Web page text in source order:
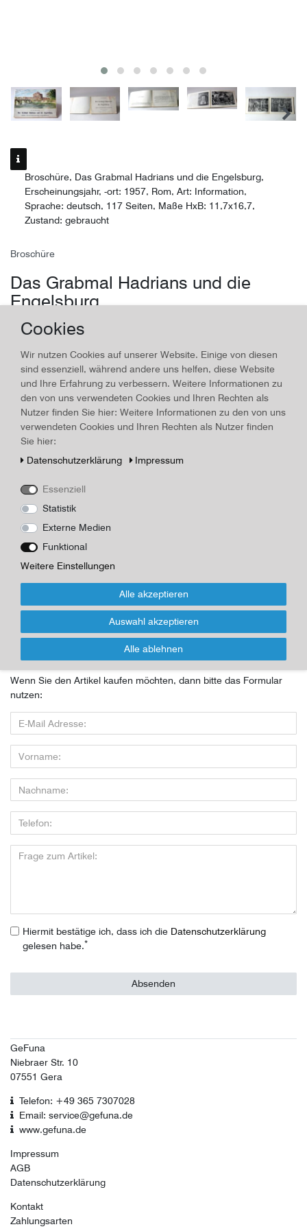
Broschüre, Das Grabmal Hadrians und die Engelsburg,
Erscheinungsjahr, -ort: 1957, Rom, Art: Information,
Sprache: deutsch, 117 Seiten, Maße HxB: 11,7x16,7,
Zustand: gebraucht
Broschüre
Das Grabmal Hadrians und die
Engelsburg
Land/Ort: Rom, Erscheinungsjahr:
Technisches
Merkmal
Wert
Art.-ID 16267
Beschreibung
Broschüre: Das Grabmal Hadrians und die Engelsburg 1957, Die
Engelsburg in Rom wurde ursprünglich als Mausoleum für den
römischen Kaiser Hadrian und seine Nachfolger errichtet und
später von verschiedenen Päpsten zur Kastellburg umgebaut.
Jetzt wird es als Heeres- und kunsthistorisches ationalmuseum
Gebrauchsspuren
Herausgeber/Autor
Broschüre
18,00 EUR
Für Infos zum Artikel oder Kauf, bitte Formular
nutzen!
Wenn Sie den Artikel kaufen möchten, dann bitte das Formular
nutzen:
Hiermit bestätige ich, dass ich die Daten­schutz­erklärung
gelesen habe.*
Absenden
GeFuna
Niebraer Str. 10
07551 Gera
Telefon: +49 365 7307028
Email: service@gefuna.de
www.gefuna.de
Impressum
AGB
Datenschutzerklärung
Kontakt
Zahlungsarten
Cookies
Wir nutzen Cookies auf unserer Website. Einige von diesen
sind essenziell, während andere uns helfen, diese Website
und Ihre Erfahrung zu verbessern. Weitere Informationen zu
den von uns verwendeten Cookies und Ihren Rechten als
Nutzer finden Sie hier: Weitere Informationen zu den von uns
verwendeten Cookies und Ihren Rechten als Nutzer finden
Sie hier:
Daten­schutz­erklärung
Impressum
Essenziell
Statistik
Externe Medien
Funktional
Weitere Einstellungen
Alle akzeptieren
Auswahl akzeptieren
Alle ablehnen